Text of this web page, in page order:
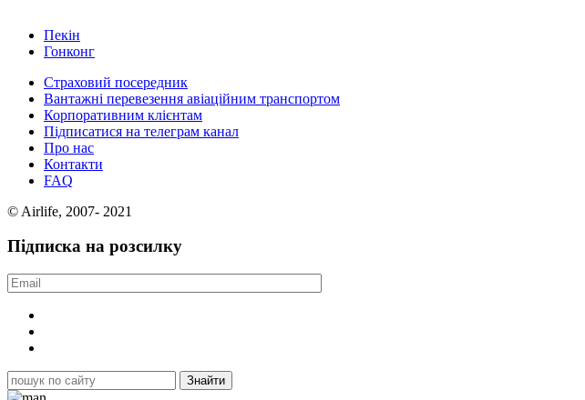
Пекін
Гонконг
Страховий посередник
Вантажні перевезення авіаційним транспортом
Корпоративним клієнтам
Підписатися на телеграм канал
Про нас
Контакти
FAQ
© Airlife, 2007- 2021
Підписка на розсилку